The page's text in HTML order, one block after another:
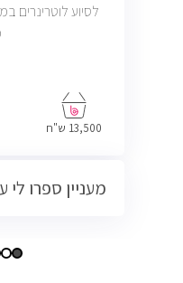
לסיוע לוטרינרים
13,500 ש"ח
מעניין ספרו לי